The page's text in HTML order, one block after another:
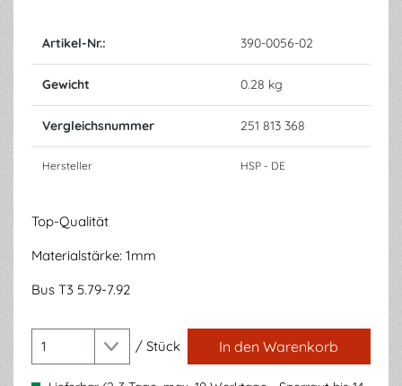
Artikel-Nr.: 390-0056-02
Gewicht 0.28 kg
Vergleichsnummer 251 813 368
Hersteller HSP - DE
Top-Qualität
Materialstärke: 1mm
Bus T3 5.79-7.92
/ Stück In den Warenkorb